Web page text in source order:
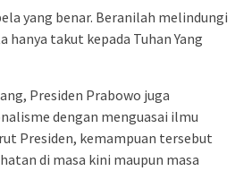
yang benar. Beranilah melindungi
hanya takut kepada Tuhan Yang
Presiden Prabowo juga
dengan menguasai ilmu
Presiden, kemampuan tersebut
di masa kini maupun masa